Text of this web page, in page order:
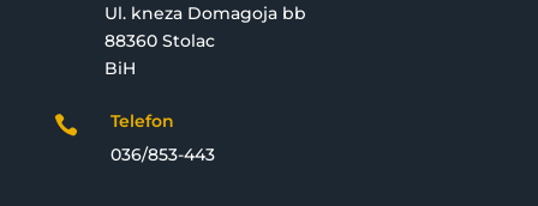
Ul. kneza Domagoja bb
88360 Stolac
BiH

Telefon
036/853-443